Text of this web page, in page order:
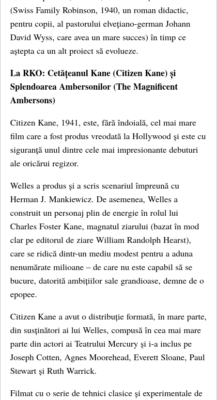
(Swiss Family Robinson, 1940, un roman didactic,
pentru copii, al pastorului elvețiano-german Johann
David Wyss, care avea un mare succes) în timp ce
aștepta ca un alt proiect să evolueze.
La RKO: Cetățeanul Kane (Citizen Kane) și
Splendoarea Ambersonilor (The Magnificent
Ambersons)
Citizen Kane, 1941, este, fără îndoială, cel mai mare
film care a fost produs vreodată la Hollywood și este cu
siguranță unul dintre cele mai impresionante debuturi
ale oricărui regizor.
Welles a produs și a scris scenariul împreună cu
Herman J. Mankiewicz. De asemenea, Welles a
construit un personaj plin de energie în rolul lui
Charles Foster Kane, magnatul ziarului (bazat în mod
clar pe editorul de ziare William Randolph Hearst),
care se ridică dintr-un mediu modest pentru a aduna
nenumărate milioane – de care nu este capabil să se
bucure, datorită ambițiilor sale grandioase, demne de o
epopee.
Citizen Kane a avut o distribuție formată, în mare parte,
din susținători ai lui Welles, compusă în cea mai mare
parte din actori ai Teatrului Mercury și i-a inclus pe
Joseph Cotten, Agnes Moorehead, Everett Sloane, Paul
Stewart și Ruth Warrick.
Filmat cu o serie de tehnici clasice și experimentale de